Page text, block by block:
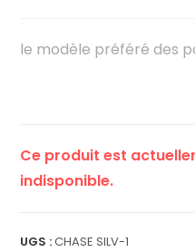
le modèle préféré des
Ce produit est
indisponible.
UGS :CHASE SILV-1